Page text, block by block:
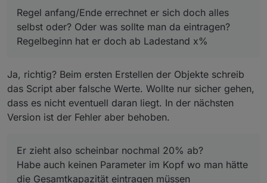
morgen macht. Prognosen etc. Sind jetzt welche da,
was vorher nicht der Fall war.
Regel anfang/Ende errechnet er sich doch alles
selbst oder? Oder was sollte man da eintragen?
Regelbeginn hat er doch ab Ladestand x% 🤔.
Eine Frage noch:
hatte ich bei nutzbarer Kapazität 80% eingetragen
und dann hat er mit bei vollen Akku noch 8,8 kwh
verbleibend angezeigt. Er zieht also scheinbar
nochmal 20% ab?
Habe auch keinen Parameter im Kopf wo man hätte
Regel anfang/Ende errechnet er sich doch alles
selbst oder? Oder was sollte man da eintragen?
Regelbeginn hat er doch ab Ladestand x%
Ja, richtig? Beim ersten Erstellen der Objekte schreib
das Script aber falsche Werte. Wollte nur sicher gehen,
dass es nicht eventuell daran liegt. In der nächsten
Version ist der Fehler aber behoben.
Er zieht also scheinbar nochmal 20% ab?
Habe auch keinen Parameter im Kopf wo man hätte
die Gesamtkapazität eintragen müssen